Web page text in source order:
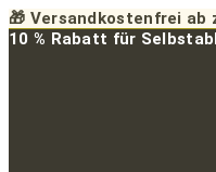
Zum
Inhalt
🎁 Versandkostenfrei ab
10 % Rabatt für